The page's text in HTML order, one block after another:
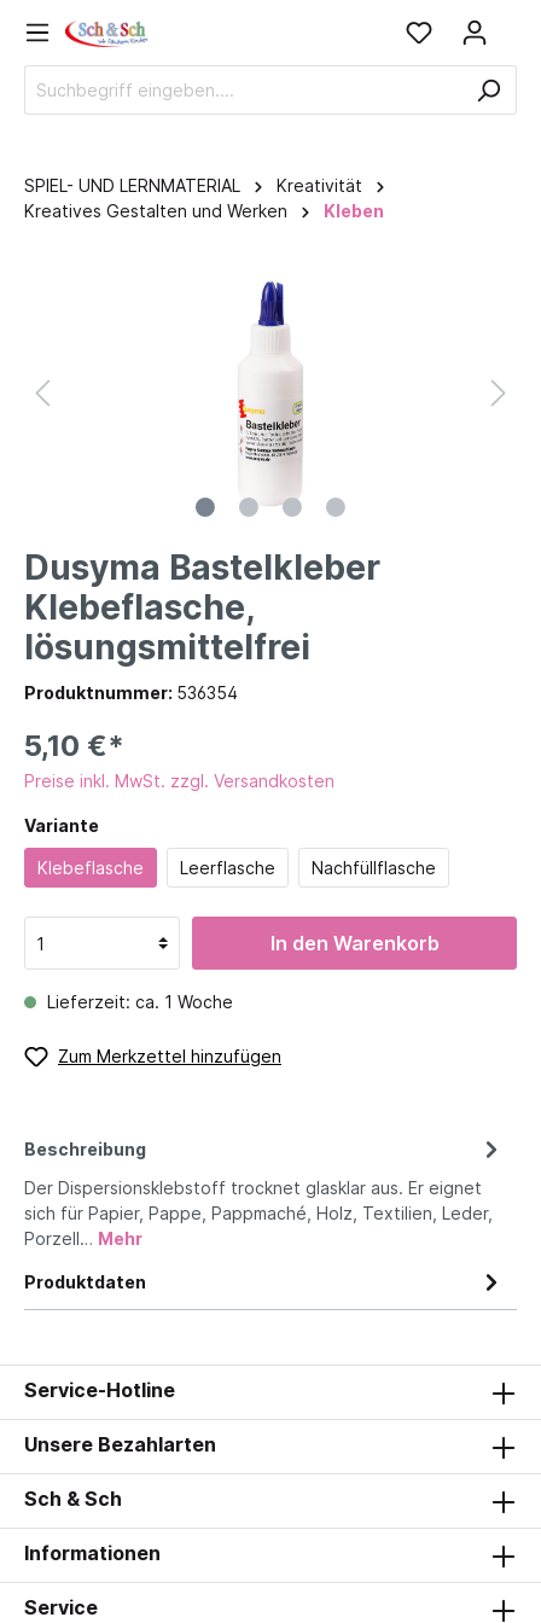
SPIEL- UND LERNMATERIAL
Kreativität
Kreatives Gestalten und Werken
Kleben
Dusyma Bastelkleber
Klebeflasche,
lösungsmittelfrei
Produktnummer: 536354
5,10 €*
Preise inkl. MwSt. zzgl. Versandkosten
Variante
Klebeflasche Leerflasche Nachfüllflasche
In den Warenkorb
Lieferzeit: ca. 1 Woche
Zum Merkzettel hinzufügen
Beschreibung
Der Dispersionsklebstoff trocknet glasklar aus. Er eignet
sich für Papier, Pappe, Pappmaché, Holz, Textilien, Leder,
Porzell… Mehr
Produktdaten
Service-Hotline
Unsere Bezahlarten
Sch & Sch
Informationen
Service